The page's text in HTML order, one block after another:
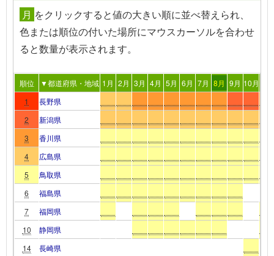
月 をクリックすると値の大きい順に並べ替えられ、
色または順位の付いた場所にマウスカーソルを合わせ
ると数量が表示されます。
順位 ▼都道府県・地域 1月 2月 3月 4月 5月 6月 7月 8月 9月 10月
1
長野県
2
新潟県
3
香川県
4
広島県
5
鳥取県
6
福島県
7
福岡県
10
静岡県
14
長崎県